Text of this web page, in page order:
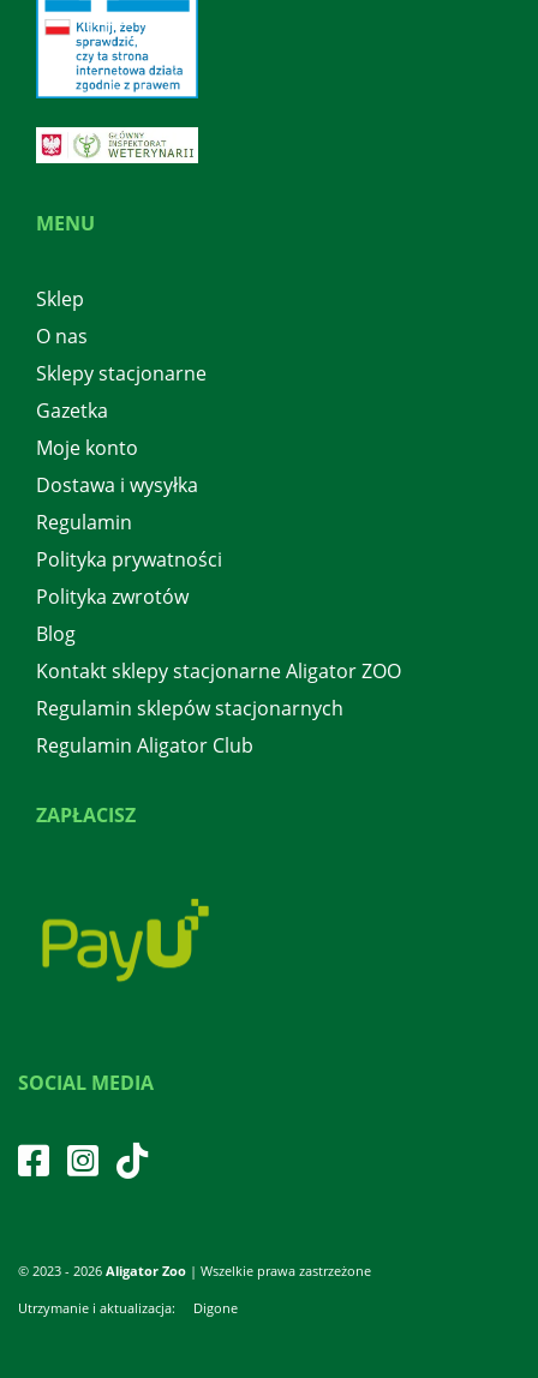
MENU
Sklep
O nas
Sklepy stacjonarne
Gazetka
Moje konto
Dostawa i wysyłka
Regulamin
Polityka prywatności
Polityka zwrotów
Blog
Kontakt sklepy stacjonarne Aligator ZOO
Regulamin sklepów stacjonarnych
Regulamin Aligator Club
ZAPŁACISZ
SOCIAL MEDIA
© 2023 - 2026 Aligator Zoo | Wszelkie prawa zastrzeżone
Utrzymanie i aktualizacja: Digone